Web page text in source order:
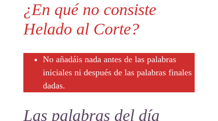
¿En qué no consiste
Helado al Corte?
No añadáis nada antes de las palabras
iniciales ni después de las palabras finales
dadas.
Las palabras del día